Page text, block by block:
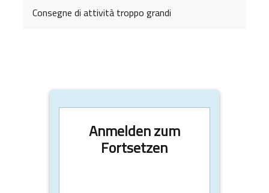
Consegne di attività troppo grandi
Anmelden zum
Fortsetzen